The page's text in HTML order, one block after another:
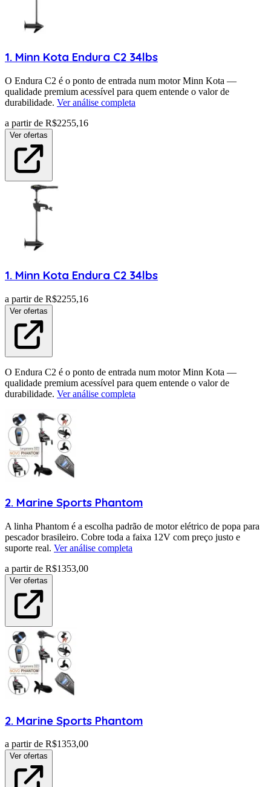
1. Minn Kota Endura C2 34lbs
O Endura C2 é o ponto de entrada num motor Minn Kota —
qualidade premium acessível para quem entende o valor de
durabilidade. Ver análise completa
a partir de R$2255,16
Ver ofertas
1. Minn Kota Endura C2 34lbs
a partir de R$2255,16
Ver ofertas
O Endura C2 é o ponto de entrada num motor Minn Kota —
qualidade premium acessível para quem entende o valor de
durabilidade. Ver análise completa
2. Marine Sports Phantom
A linha Phantom é a escolha padrão de motor elétrico de popa para
pescador brasileiro. Cobre toda a faixa 12V com preço justo e
suporte real. Ver análise completa
a partir de R$1353,00
Ver ofertas
2. Marine Sports Phantom
a partir de R$1353,00
Ver ofertas